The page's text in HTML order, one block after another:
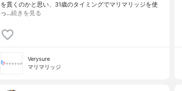
を貫くのかと思い、31歳のタイミングでマリマリッジを使
っ…続きを見る
Verysure
マリマリッジ